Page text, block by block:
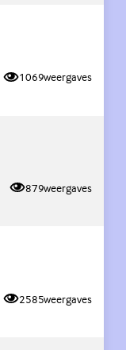
1069weergaves
879weergaves
2585weergaves